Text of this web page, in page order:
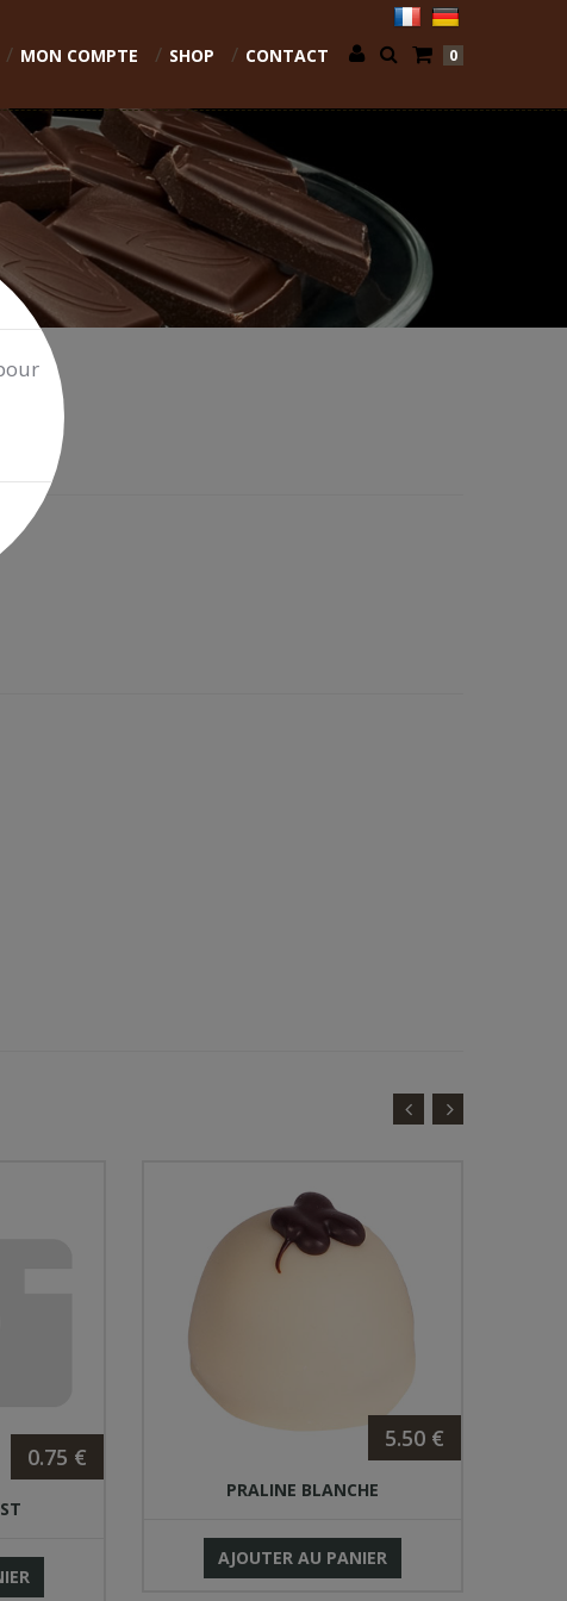
0
MON COMPTE SHOP CONTACT
0.75 €
5.50 €
PRALINE BLANCHE
AJOUTER AU PANIER